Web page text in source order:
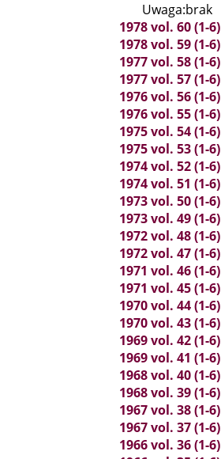
Uwaga:brak
1978 vol. 60 (1-6)
1978 vol. 59 (1-6)
1977 vol. 58 (1-6)
1977 vol. 57 (1-6)
1976 vol. 56 (1-6)
1976 vol. 55 (1-6)
1975 vol. 54 (1-6)
1975 vol. 53 (1-6)
1974 vol. 52 (1-6)
1974 vol. 51 (1-6)
1973 vol. 50 (1-6)
1973 vol. 49 (1-6)
1972 vol. 48 (1-6)
1972 vol. 47 (1-6)
1971 vol. 46 (1-6)
1971 vol. 45 (1-6)
1970 vol. 44 (1-6)
1970 vol. 43 (1-6)
1969 vol. 42 (1-6)
1969 vol. 41 (1-6)
1968 vol. 40 (1-6)
1968 vol. 39 (1-6)
1967 vol. 38 (1-6)
1967 vol. 37 (1-6)
1966 vol. 36 (1-6)